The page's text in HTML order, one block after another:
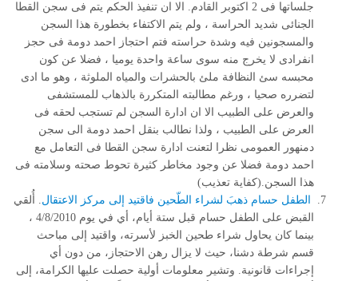
جلساتها فى 2 اكتوبر القادم. الا ان تنفيذ الحكم يتم فى سجن القطا
الجنائى شديد الحراسة ، ولم يتم الاكتفاء بخطورة هذا السجن
والمسجونين فيه وشدة حراسته فتم احتجاز احمد دومة فى حجز
انفرادى لا يخرج منه سوى ساعة واحدة يوميا ، فضلا عن كون
محبسه سئ النظافة ملئ بالحشرات والمياه الملوثة ، وهو ما ادى
لتضرره صحيا ، ورغم مطالبته المتكررة بالذهاب للمستشفى
والعرض على الطبيب الا ان ادارة السجن لم تستجب لحقه فى
العرض على الطبيب ، ولذا نطالب بنقل احمد دومة الى سجن
دمنهور العمومى نظرا لتعنت ادارة سجن القطا فى التعامل مع
احمد دومة فضلا عن وجود مخاطر كثيرة تحوط صحته وسلامته فى
هذا السجن.(كفاية تعذيب)
الطفل حسام ذهبَ لشراء الطّحين فاقتيد إلى مركز الاعتقال. أُلقي
القبض على الطفل حسام قبل ستة أيام، أي في يوم 4/8/2010 ،
بينما كان يحاول شراء طحين الخبز لأسرته، واقتيد إلى مباحث
قسم شرطة دشنا، حيث لا يزال رهن الاحتجاز، من دون أي
إجراءات قانونية. وتشير معلومات أولية حصلت عليها الكرامة، إلى